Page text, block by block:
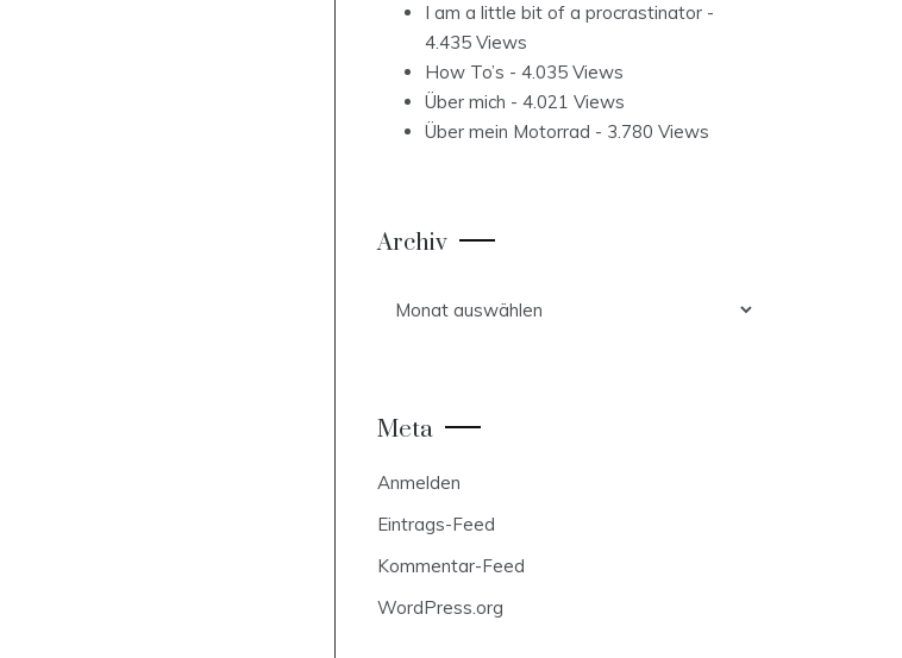
I am a little bit of a procrastinator -
4.435 Views
How To’s - 4.035 Views
Über mich - 4.021 Views
Über mein Motorrad - 3.780 Views
Archiv
Meta
Anmelden
Eintrags-Feed
Kommentar-Feed
WordPress.org